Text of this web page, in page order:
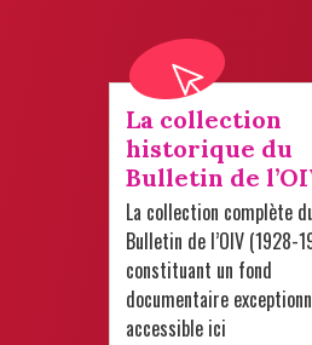
La collection
historique du
Bulletin de
La collection complète
Bulletin de l’OIV (1928-
constituant un fond
documentaire
accessible ici